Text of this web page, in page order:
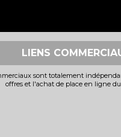
LIENS
sont totalement
offres et l'achat de place en ligne